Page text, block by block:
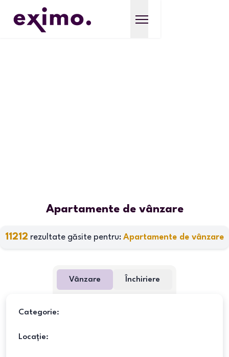
Apartamente de vânzare
11212 rezultate găsite pentru: Apartamente de vânzare
Vânzare Închiriere
Categorie:
Locație: